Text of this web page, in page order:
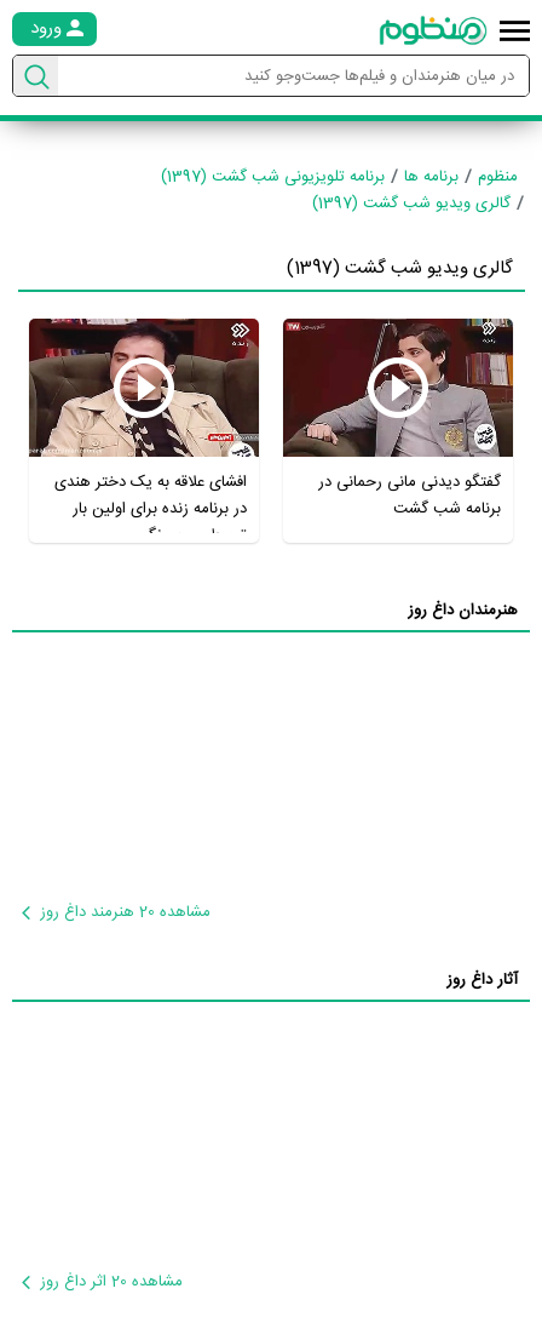
ورود
منظوم برنامه ها
برنامه تلویزیونی شب گشت (1397)
گالری ویدیو شب گشت (1397)
گالری ویدیو شب گشت (1397)
گفتگو دیدنی مانی رحمانی در
برنامه شب گشت
افشای علاقه به یک دختر هندی
در برنامه زنده برای اولین بار
توسط عموپورنگ
هنرمندان داغ روز
مشاهده 20 هنرمند داغ روز
آثار داغ روز
مشاهده 20 اثر داغ روز